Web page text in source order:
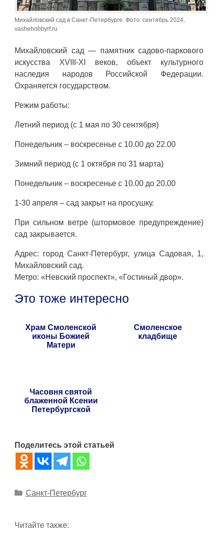
Михайловский сад в Санкт-Петербурге. Фото: сентябрь 2024,
vashehobbyrf.ru
Михайловский сад — памятник садово-паркового
искусства XVIII-XI веков, объект культурного
наследия народов Российской Федерации.
Охраняется государством.
Режим работы:
Летний период (с 1 мая по 30 сентября)
Понедельник – воскресенье с 10.00 до 22.00
Зимний период (с 1 октября по 31 марта)
Понедельник – воскресенье с 10.00 до 20.00
1-30 апреля – сад закрыт на просушку.
При сильном ветре (штормовое предупреждение)
сад закрывается.
Адрес: город Санкт-Петербург, улица Садовая, 1,
Михайловский сад.
Метро: «Невский проспект», «Гостиный двор».
Это тоже интересно
Храм Смоленской
иконы Божией
Матери
Смоленское
кладбище
Часовня святой
блаженной Ксении
Петербургской
Поделитесь этой статьей
Рубрики
Санкт-Петербург
Читайте также: